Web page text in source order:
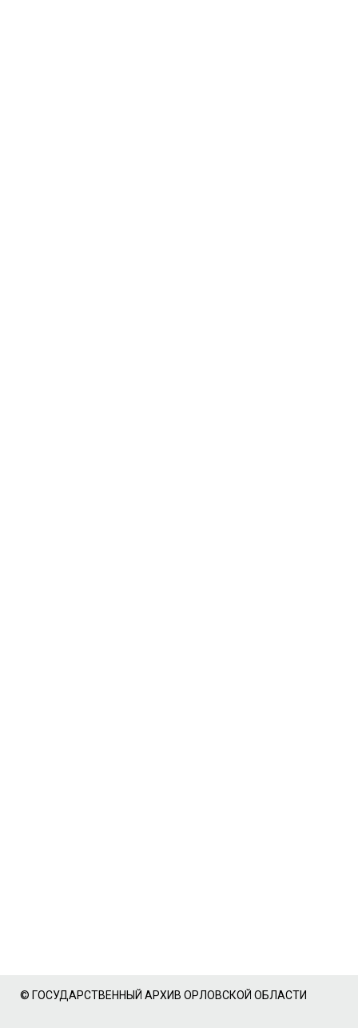
© ГОСУДАРСТВЕННЫЙ АРХИВ ОРЛОВСКОЙ ОБЛАСТИ